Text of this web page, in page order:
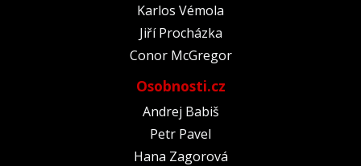
Karlos Vémola
Jiří Procházka
Conor McGregor
Osobnosti.cz
Andrej Babiš
Petr Pavel
Hana Zagorová